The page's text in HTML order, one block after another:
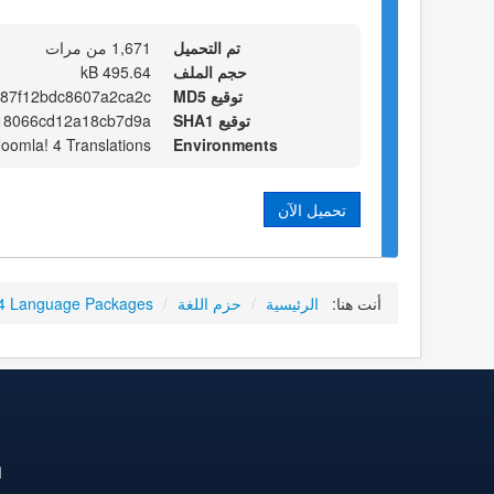
تم التحميل
1,671 من مرات
حجم الملف
495.64 kB
توقيع MD5
توقيع SHA1
Environments
4 Translations
تحميل الآن
أنت هنا: الرئيسية / حزم اللغة /
Language Packages